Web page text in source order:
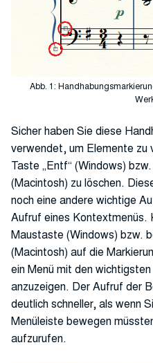
Abb. 1:
Sicher haben Sie diese
verwendet, um Elemente zu
Taste „Entf“ (Windows)
(Macintosh) zu löschen.
noch eine andere wichtige
Aufruf eines Kontextmenüs.
Maustaste (Windows) bzw.
(Macintosh) auf die
ein Menü mit den
anzuzeigen. Der Aufruf der
deutlich schneller, als wenn
Menüleiste bewegen
aufzurufen.